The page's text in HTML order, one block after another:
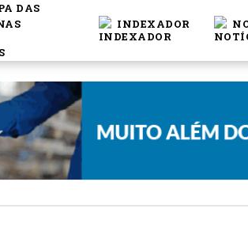
DAS
INDEXADOR